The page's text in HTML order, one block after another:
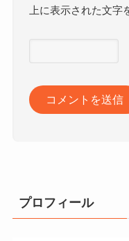
上に表示された文字
プロフィール